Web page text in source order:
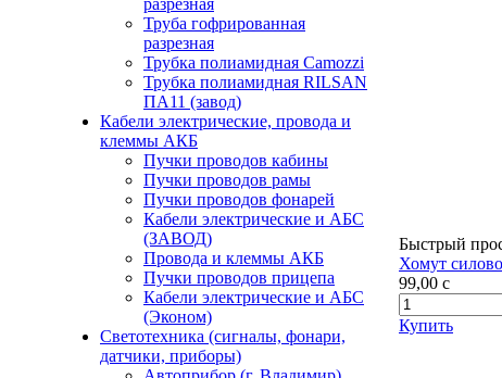
разрезная
Труба гофрированная
разрезная
Трубка полиамидная Camozzi
Трубка полиамидная RILSAN
ПА11 (завод)
Кабели электрические, провода и
клеммы АКБ
Пучки проводов кабины
Пучки проводов рамы
Пучки проводов фонарей
Кабели электрические и АБС
(ЗАВОД)
Провода и клеммы АКБ
Пучки проводов прицепа
Кабели электрические и АБС
(Эконом)
Светотехника (сигналы, фонари,
датчики, приборы)
Быстрый
Хомут
99,00 c
Купить